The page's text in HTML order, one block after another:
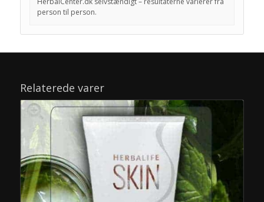
person til person.
Relaterede varer